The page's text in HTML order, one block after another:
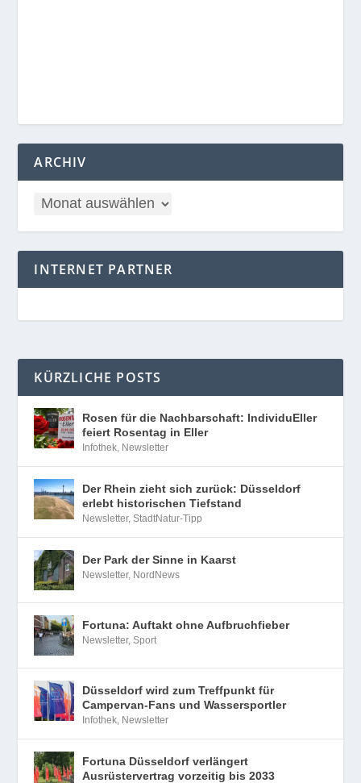
ARCHIV
INTERNET PARTNER
KÜRZLICHE POSTS
Rosen für die Nachbarschaft: IndividuEller
feiert Rosentag in Eller
Infothek Newsletter
Der Rhein zieht sich zurück: Düsseldorf
erlebt historischen Tiefstand
Newsletter,StadtNatur-Tipp
Der Park der Sinne in Kaarst
Newsletter, NordNews
Fortuna: Auftakt ohne Aufbruchfieber
Newsletter,Sport
Düsseldorf wird zum Treffpunkt für
Campervan-Fans und Wassersportler
Infothek Newsletter
Fortuna Düsseldorf verlängert
Ausrüstervertrag vorzeitig bis 2033